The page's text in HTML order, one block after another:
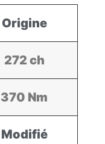
Origine
272 ch
370 Nm
Modifié